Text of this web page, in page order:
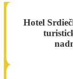
Hotel